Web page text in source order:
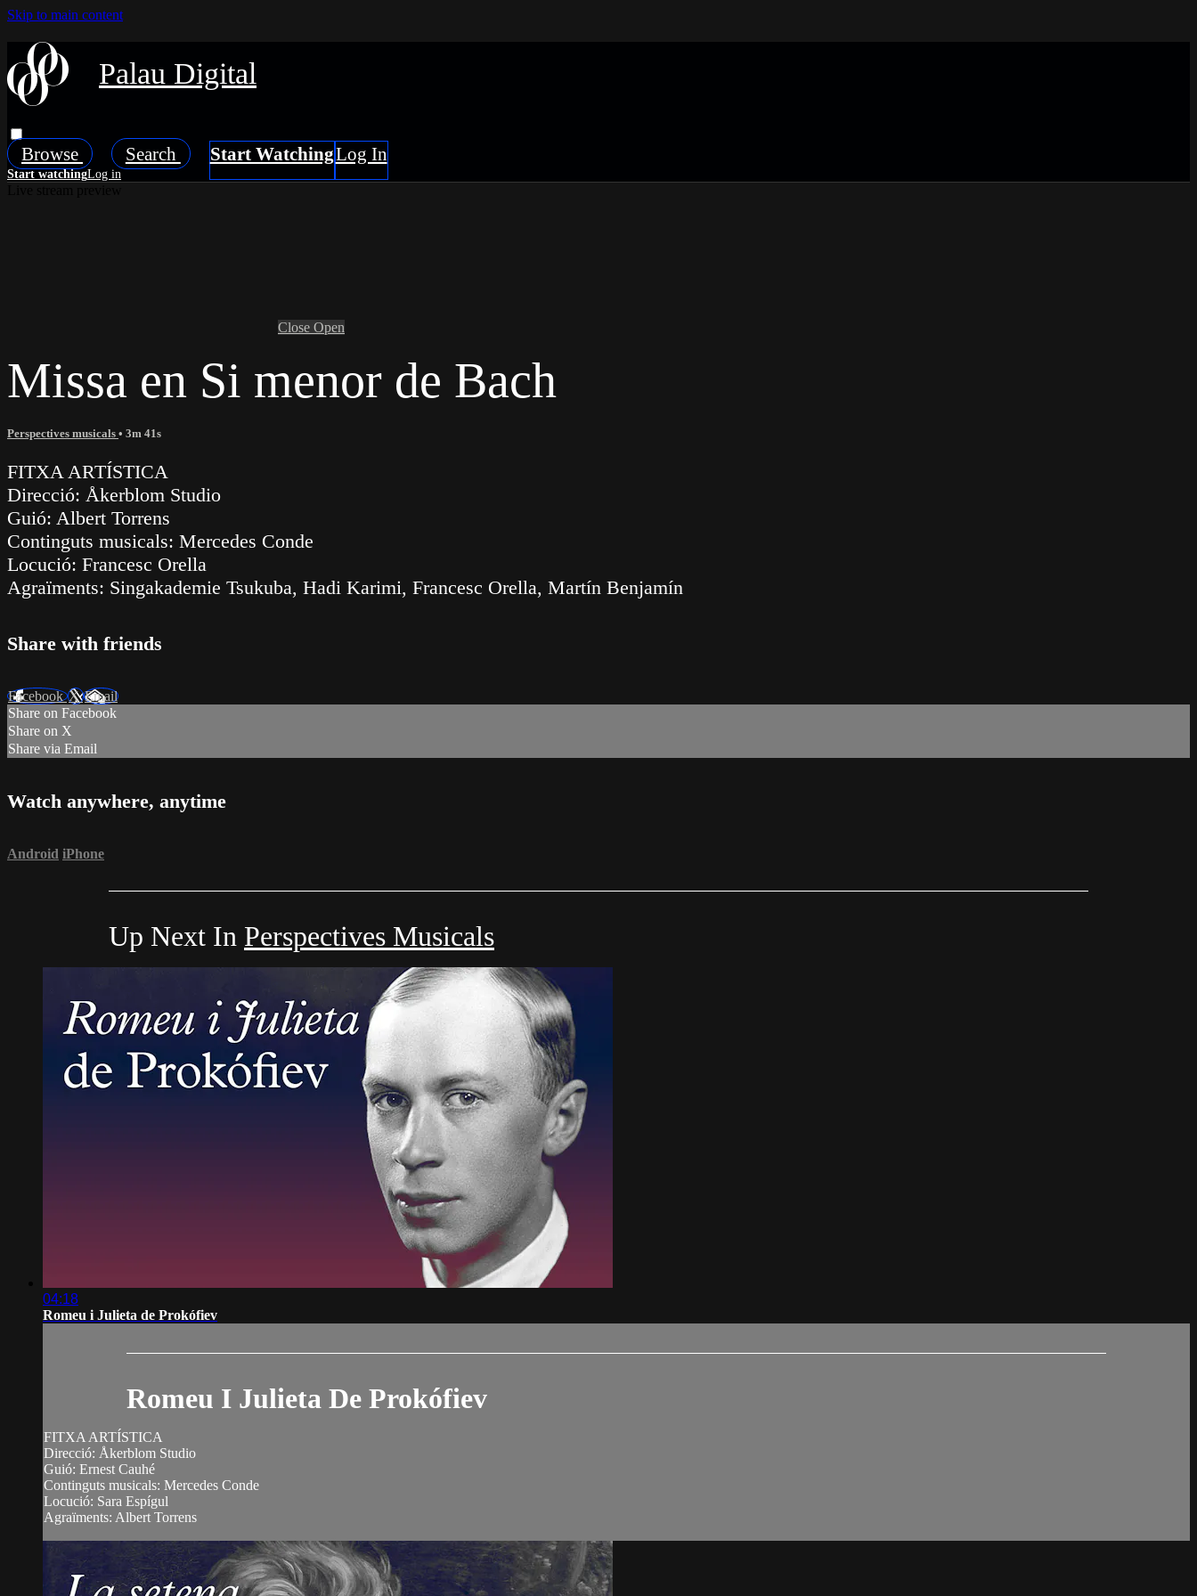
Skip to main content
Palau Digital
Browse Search
Close Open
Missa en Si menor de Bach
Perspectives musicals • 3m 41s
FITXA ARTÍSTICA
Direcció: Åkerblom Studio
Guió: Albert Torrens
Continguts musicals: Mercedes Conde
Locució: Francesc Orella
Agraïments: Singakademie Tsukuba, Hadi Karimi, Francesc Orella, Martín Benjamín
Share with friends
FacebookXEmail
Share on Facebook
Share on X
Share via Email
Watch anywhere, anytime
Android iPhone
Up Next In Perspectives Musicals
04:18
Romeu i Julieta de Prokófiev
Romeu I Julieta De Prokófiev
FITXA ARTÍSTICA
Direcció: Åkerblom Studio
Guió: Ernest Cauhé
Continguts musicals: Mercedes Conde
Locució: Sara Espígul
Agraïments: Albert Torrens